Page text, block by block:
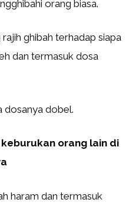
orang biasa.
ghibah terhadap siapa
dan termasuk dosa
dosanya dobel.
orang lain di
haram dan termasuk